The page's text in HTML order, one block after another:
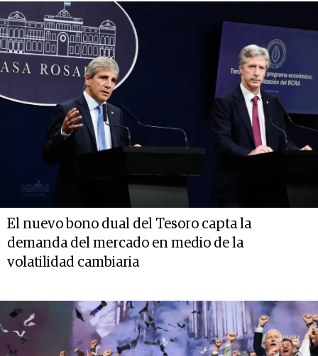
El nuevo bono dual del Tesoro capta la
demanda del mercado en medio de la
volatilidad cambiaria